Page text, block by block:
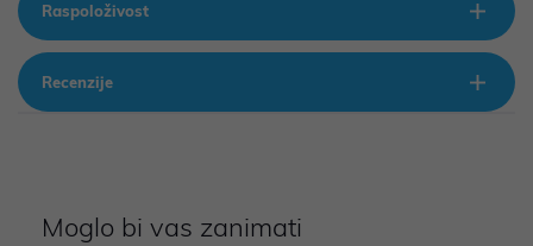
Raspoloživost
Recenzije
Moglo bi vas zanimati